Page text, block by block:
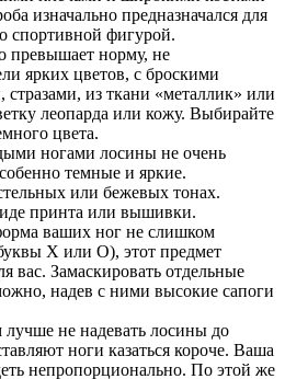
изначально предназначался для
спортивной фигурой.
превышает норму, не
ярких цветов, с броскими
из ткани «металлик» или
леопарда или кожу. Выбирайте
цвета.
ногами лосины не очень
темные и яркие.
или бежевых тонах.
принта или вышивки.
ваших ног не слишком
Х или О), этот предмет
вас. Замаскировать отдельные
надев с ними высокие сапоги
не надевать лосины до
ноги казаться короче. Ваша
непропорционально. По этой же